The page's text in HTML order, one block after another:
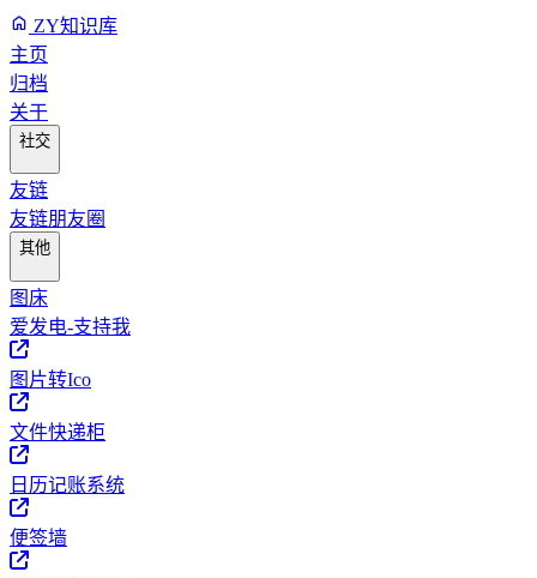
ZY知识库
主页
归档
关于
社交
友链
友链朋友圈
其他
图床
爱发电-支持我
图片转Ico
文件快递柜
日历记账系统
便签墙